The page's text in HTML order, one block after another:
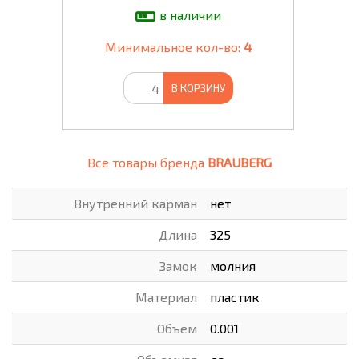
в наличии
Минимальное кол-во: 4
В КОРЗИНУ
Все товары бренда BRAUBERG
Внутренний карман нет
Длина 325
Замок молния
Материал пластик
Объем 0.001